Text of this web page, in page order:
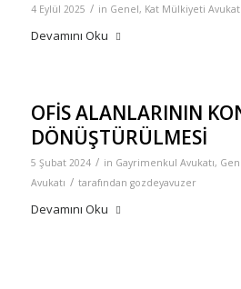
4 Eylül 2025 / in Genel, Kat Mülkiyeti Avukatı
Devamını Oku
OFİS ALANLARININ
DÖNÜŞTÜRÜLMESİ
5 Şubat 2024 / in Gayrimenkul Avukatı,
Avukatı / tarafından gozdeyavuzer
Devamını Oku